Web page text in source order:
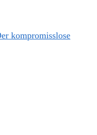
kompromisslose